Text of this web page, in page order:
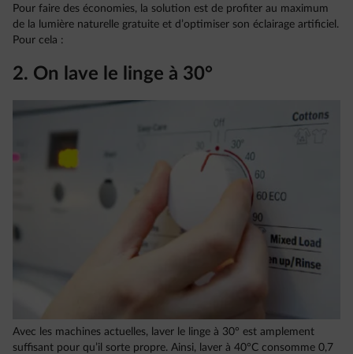
Pour faire des économies, la solution est de profiter au maximum
de la lumière naturelle gratuite et d’optimiser son éclairage artificiel.
Pour cela :
2. On lave le linge à 30°
Avec les machines actuelles, laver le linge à 30° est amplement
suffisant pour qu’il sorte propre. Ainsi, laver à 40°C consomme 0,7